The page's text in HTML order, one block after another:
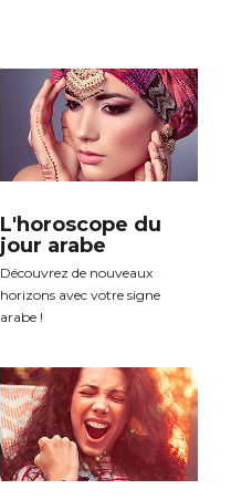
L'horoscope du
jour arabe
Découvrez de nouveaux
horizons avec votre signe
arabe !